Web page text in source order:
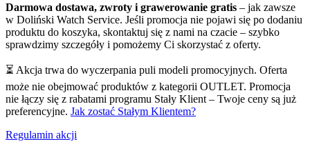
Darmowa dostawa, zwroty i grawerowanie gratis – jak zawsze
w Doliński Watch Service. Jeśli promocja nie pojawi się po dodaniu
produktu do koszyka, skontaktuj się z nami na czacie – szybko
sprawdzimy szczegóły i pomożemy Ci skorzystać z oferty.
⏳ Akcja trwa do wyczerpania puli modeli promocyjnych. Oferta
może nie obejmować produktów z kategorii OUTLET. Promocja
nie łączy się z rabatami programu Stały Klient – Twoje ceny są już
preferencyjne. Jak zostać Stałym Klientem?
Regulamin akcji